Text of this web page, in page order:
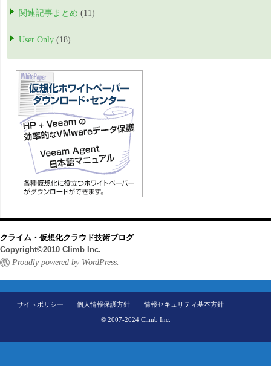
関連記事まとめ (11)
User Only (18)
クライム・仮想化クラウド技術ブログ
Copyright©2010 Climb Inc.
Proudly powered by WordPress.
サイトポリシー 個人情報保護方針 情報セキュリティ基本方針
© 2007-2024 Climb Inc.